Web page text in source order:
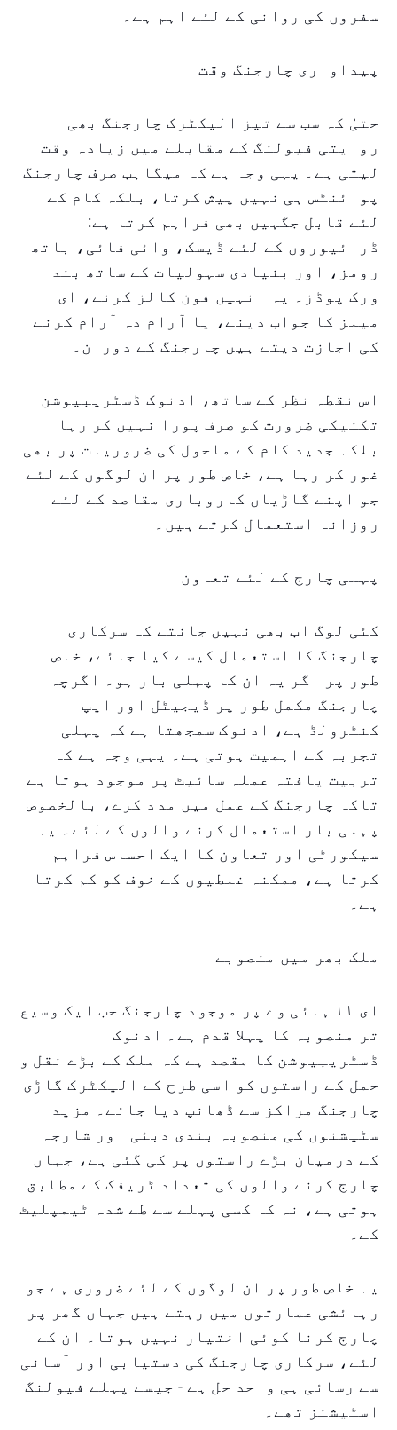
سفروں کی روانی کے لئے اہم ہے۔
پیداواری چارجنگ وقت
حتیٰ کہ سب سے تیز الیکٹرک چارجنگ بھی
روایتی فیولنگ کے مقابلے میں زیادہ وقت
لیتی ہے۔ یہی وجہ ہے کہ میگاہب صرف چارجنگ
پوائنٹس ہی نہیں پیش کرتا، بلکہ کام کے
لئے قابل جگہیں بھی فراہم کرتا ہے:
ڈرائیوروں کے لئے ڈیسک، وائی فائی، باتھ
رومز، اور بنیادی سہولیات کے ساتھ بند
ورک پوڈز۔ یہ انہیں فون کالز کرنے، ای
میلز کا جواب دینے، یا آرام دہ آرام کرنے
کی اجازت دیتے ہیں چارجنگ کے دوران۔
اس نقطہ نظر کے ساتھ، ادنوک ڈسٹریبیوشن
تکنیکی ضرورت کو صرف پورا نہیں کر رہا
بلکہ جدید کام کے ماحول کی ضروریات پر بھی
غور کر رہا ہے، خاص طور پر ان لوگوں کے لئے
جو اپنے گاڑیاں کاروباری مقاصد کے لئے
روزانہ استعمال کرتے ہیں۔
پہلی چارج کے لئے تعاون
کئی لوگ اب بھی نہیں جانتے کہ سرکاری
چارجنگ کا استعمال کیسے کیا جائے، خاص
طور پر اگر یہ ان کا پہلی بار ہو۔ اگرچہ
چارجنگ مکمل طور پر ڈیجیٹل اور ایپ
کنٹرولڈ ہے، ادنوک سمجھتا ہے کہ پہلی
تجربہ کے اہمیت ہوتی ہے۔ یہی وجہ ہے کہ
تربیت یافتہ عملہ سائیٹ پر موجود ہوتا ہے
تاکہ چارجنگ کے عمل میں مدد کرے، بالخصوص
پہلی بار استعمال کرنے والوں کے لئے۔ یہ
سیکورٹی اور تعاون کا ایک احساس فراہم
کرتا ہے، ممکنہ غلطیوں کے خوف کو کم کرتا
ہے۔
ملک بھر میں منصوبے
ای ۱۱ ہائی وے پر موجود چارجنگ حب ایک وسیع
تر منصوبہ کا پہلا قدم ہے۔ ادنوک
ڈسٹریبیوشن کا مقصد ہے کہ ملک کے بڑے نقل و
حمل کے راستوں کو اسی طرح کے الیکٹرک گاڑی
چارجنگ مراکز سے ڈھانپ دیا جائے۔ مزید
سٹیشنوں کی منصوبہ بندی دبئی اور شارجہ
کے درمیان بڑے راستوں پر کی گئی ہے، جہاں
چارج کرنے والوں کی تعداد ٹریفک کے مطابق
ہوتی ہے، نہ کہ کسی پہلے سے طے شدہ ٹیمپلیٹ
کے۔
یہ خاص طور پر ان لوگوں کے لئے ضروری ہے جو
رہائشی عمارتوں میں رہتے ہیں جہاں گھر پر
چارج کرنا کوئی اختیار نہیں ہوتا۔ ان کے
لئے، سرکاری چارجنگ کی دستیابی اور آسانی
سے رسائی ہی واحد حل ہے - جیسے پہلے فیولنگ
اسٹیشنز تھے۔